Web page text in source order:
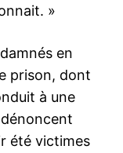
»
en
prison, dont
à une
été victimes